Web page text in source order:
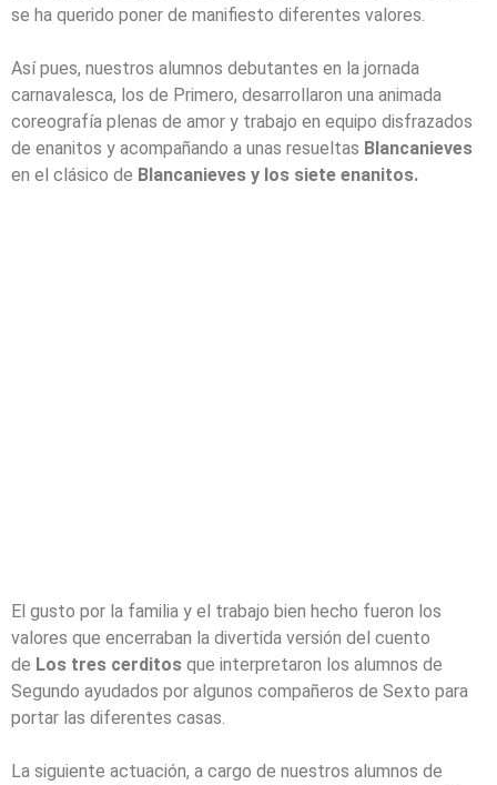
se ha querido poner de manifiesto diferentes valores.
Así pues, nuestros alumnos debutantes en la jornada
carnavalesca, los de Primero, desarrollaron una animada
coreografía plenas de amor y trabajo en equipo disfrazados
de enanitos y acompañando a unas resueltas Blancanieves
en el clásico de Blancanieves y los siete enanitos.
El gusto por la familia y el trabajo bien hecho fueron los
valores que encerraban la divertida versión del cuento
de Los tres cerditos que interpretaron los alumnos de
Segundo ayudados por algunos compañeros de Sexto para
portar las diferentes casas.
La siguiente actuación, a cargo de nuestros alumnos de